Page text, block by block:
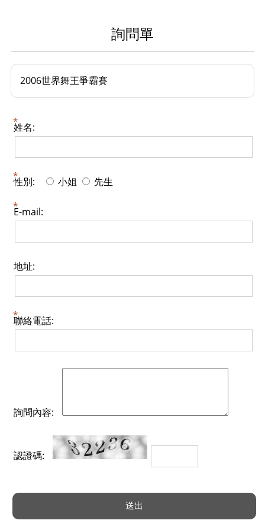
詢問單
2006世界舞王爭霸賽
姓名:
性別: 小姐 先生
E-mail:
地址:
聯絡電話:
詢問內容:
認證碼: